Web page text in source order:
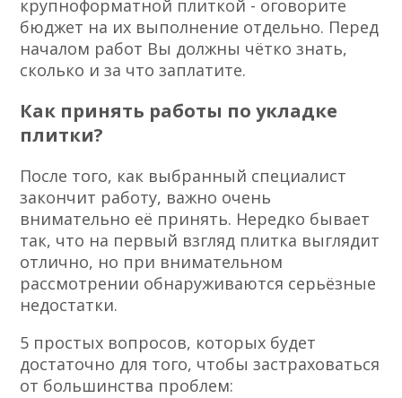
крупноформатной плиткой - оговорите
бюджет на их выполнение отдельно. Перед
началом работ Вы должны чётко знать,
сколько и за что заплатите.
Как принять работы по укладке
плитки?
После того, как выбранный специалист
закончит работу, важно очень
внимательно её принять. Нередко бывает
так, что на первый взгляд плитка выглядит
отлично, но при внимательном
рассмотрении обнаруживаются серьёзные
недостатки.
5 простых вопросов, которых будет
достаточно для того, чтобы застраховаться
от большинства проблем: